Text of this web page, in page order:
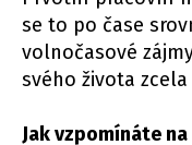
se to po čase
volnočasové
svého života
Jak vzpomínáte